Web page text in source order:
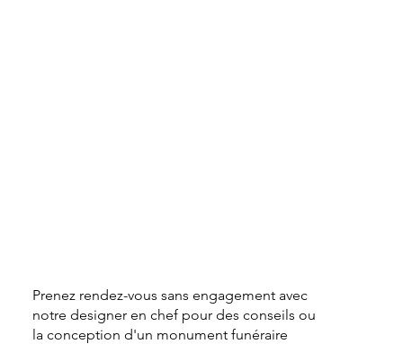
Prenez rendez-vous sans engagement avec
notre designer en chef pour des conseils ou
la conception d'un monument funéraire